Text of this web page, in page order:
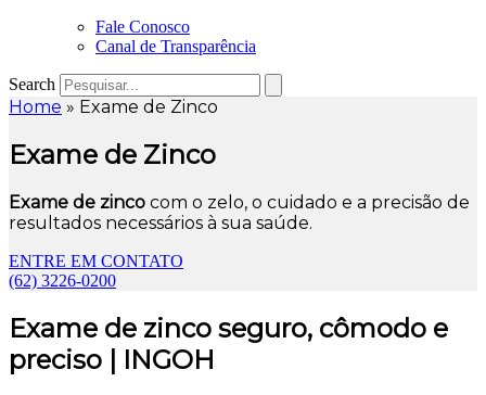
Fale Conosco
Canal de Transparência
Search
Home » Exame de Zinco
Exame de Zinco
Exame de zinco com o zelo, o cuidado e a precisão de
resultados necessários à sua saúde.
ENTRE EM CONTATO
(62) 3226-0200
Exame de zinco seguro, cômodo e
preciso | INGOH